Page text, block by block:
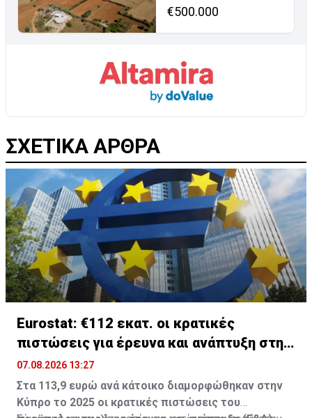
€500.000
ΣΧΕΤΙΚΑ ΑΡΘΡΑ
Eurostat: €112 εκατ. οι κρατικές
πιστώσεις για έρευνα και ανάπτυξη στην
Κύπρο
07.08.2026 13:27
Στα 113,9 ευρώ ανά κάτοικο διαμορφώθηκαν στην
Κύπρο το 2025 οι κρατικές πιστώσεις του